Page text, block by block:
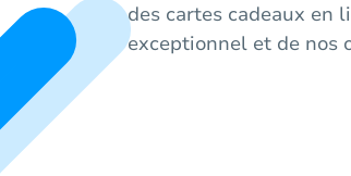
des cartes cadeaux en
exceptionnel et de nos